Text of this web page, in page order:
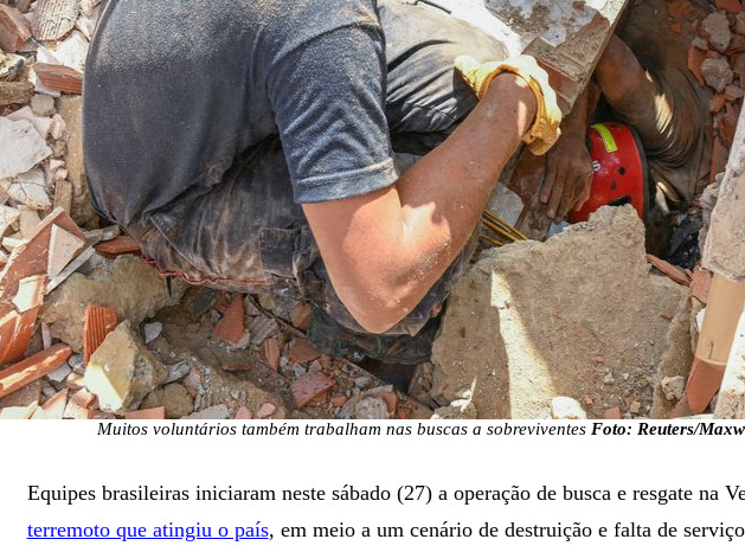
Muitos voluntários também trabalham nas buscas a sobreviventes Foto: Reuters/
Equipes brasileiras iniciaram neste sábado (27) a operação de busca e resgate na
terremoto que atingiu o país, em meio a um cenário de destruição e falta de